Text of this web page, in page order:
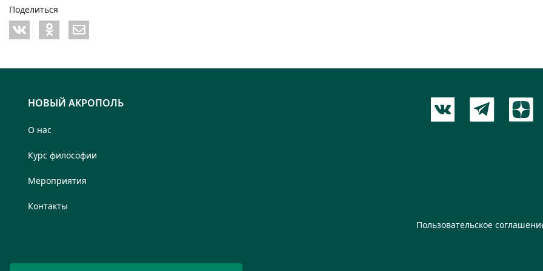
Поделиться
НОВЫЙ АКРОПОЛЬ
О нас
Курс философии
Мероприятия
Контакты
Пользовательское